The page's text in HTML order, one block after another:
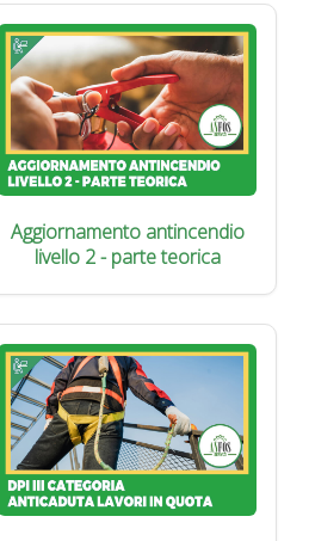
Aggiornamento antincendio
livello 2 - parte teorica